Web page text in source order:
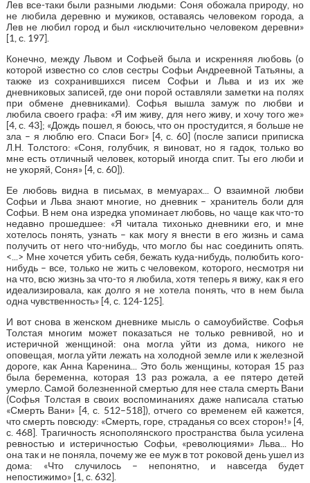
Лев все-таки были разными людьми: Соня обожала природу, но
не любила деревню и мужиков, оставаясь человеком города, а
Лев не любил город и был «исключительно человеком деревни»
[1, с. 197].
Конечно, между Львом и Софьей была и искренняя любовь (о
которой известно со слов сестры Софьи Андреевной Татьяны, а
также из сохранившихся писем Софьи и Льва и из их же
дневниковых записей, где они порой оставляли заметки на полях
при обмене дневниками). Софья вышла замуж по любви и
любила своего графа: «Я им живу, для него живу, и хочу того же»
[4, с. 43]; «Дождь пошел, я боюсь, что он простудится, я больше не
зла – я люблю его. Спаси Бог» [4, с. 60] (после записи приписка
Л.Н. Толстого: «Соня, голубчик, я виноват, но я гадок, только во
мне есть отличный человек, который иногда спит. Ты его люби и
не укоряй, Соня» [4, с. 60]).
Ее любовь видна в письмах, в мемуарах... О взаимной любви
Софьи и Льва знают многие, но дневник – хранитель боли для
Софьи. В нем она изредка упоминает любовь, но чаще как что-то
недавно прошедшее: «Я читала тихонько дневники его, и мне
хотелось понять, узнать – как могу я внести в его жизнь и сама
получить от него что-нибудь, что могло бы нас соединить опять.
<...> Мне хочется убить себя, бежать куда-нибудь, полюбить кого-
нибудь – все, только не жить с человеком, которого, несмотря ни
на что, всю жизнь за что-то я любила, хотя теперь я вижу, как я его
идеализировала, как долго я не хотела понять, что в нем была
одна чувственность» [4, с. 124-125].
И вот снова в женском дневнике мысль о самоубийстве. Софья
Толстая многим может показаться не только ревнивой, но и
истеричной женщиной: она могла уйти из дома, никого не
оповещая, могла уйти лежать на холодной земле или к железной
дороге, как Анна Каренина... Это боль женщины, которая 15 раз
была беременна, которая 13 раз рожала, а ее пятеро детей
умерло. Самой болезненной смертью для нее стала смерть Вани
(Софья Толстая в своих воспоминаниях даже написала статью
«Смерть Вани» [4, с. 512–518]), отчего со временем ей кажется,
что смерть повсюду: «Смерть, горе, страданья со всех сторон!» [4,
с. 468]. Трагичность яснополянского пространства была усилена
ревностью и истеричностью Софьи, «революциями» Льва... Но
она так и не поняла, почему же ее муж в тот роковой день ушел из
дома: «Что случилось – непонятно, и навсегда будет
непостижимо» [1, с. 632].